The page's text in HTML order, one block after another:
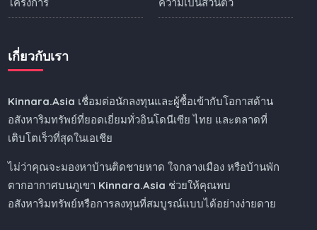
เกี่ยวกับเรา
Kinnara.Asia เชื่อมต่อนักลงทุนและผู้ซื้อเข้ากับโอกาสด้าน
อสังหาริมทรัพย์ที่ยอดเยี่ยมทั่วอินโดนีเซีย ไทย และตลาดที่
เติบโตเร็วที่สุดในเอเชีย
ไม่ว่าคุณจะมองหาบ้านติดชายหาด ใจกลางเมือง หรือบ้านพัก
ตากอากาศบนภูเขา Kinnara.Asia ช่วยให้คุณพบ
อสังหาริมทรัพย์หรือการลงทุนที่สมบูรณ์แบบได้อย่างง่ายดาย